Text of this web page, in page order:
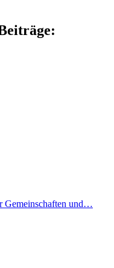
Gemeinschaften und…